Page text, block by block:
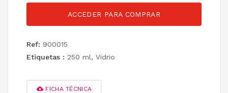
ACCEDER PARA COMPRAR
Ref: 900015
Etiquetas : 250 ml, Vidrio
FICHA TÉCNICA